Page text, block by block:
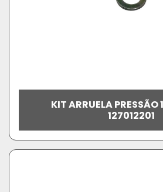
KIT ARRUELA
127012201